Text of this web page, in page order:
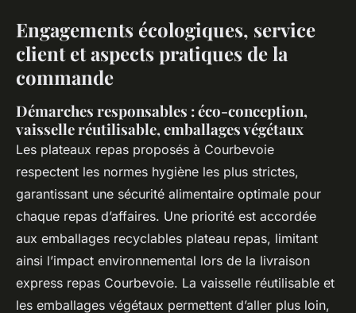
Engagements écologiques, service
client et aspects pratiques de la
commande
Démarches responsables : éco-conception,
vaisselle réutilisable, emballages végétaux
Les plateaux repas proposés à Courbevoie
respectent les normes hygiène les plus strictes,
garantissant une sécurité alimentaire optimale pour
chaque repas d’affaires. Une priorité est accordée
aux emballages recyclables plateau repas, limitant
ainsi l’impact environnemental lors de la livraison
express repas Courbevoie. La vaisselle réutilisable et
les emballages végétaux permettent d’aller plus loin,